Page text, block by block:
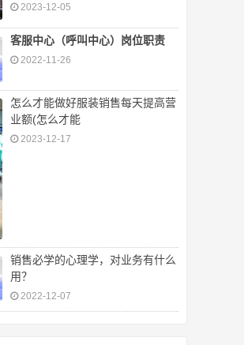
2023-12-05
客服中心（呼叫中心）岗位职责
2022-11-26
怎么才能做好服装销售每天提高营
业额(怎么才能
2023-12-17
销售必学的心理学，对业务有什么
用？
2022-12-07